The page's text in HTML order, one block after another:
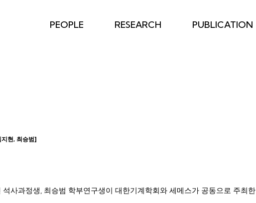
PEOPLE RESEARCH PUBLICATION
현, 최승범]
사과정생, 최승범 학부연구생이 대한기계학회와 세메스가 공동으로 주최한